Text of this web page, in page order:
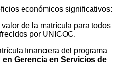
económicos significativos:
de la matrícula para todos
por UNICOC.
financiera del programa
en Gerencia en Servicios de